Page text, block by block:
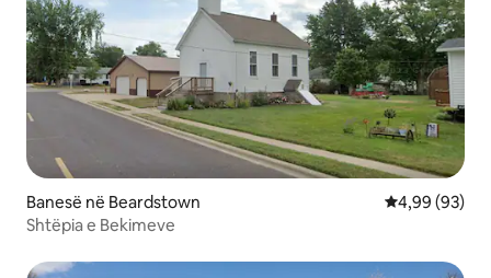
Banesë në Beardstown Vlerësimi
4,99 (93)
Shtëpia e Bekimeve